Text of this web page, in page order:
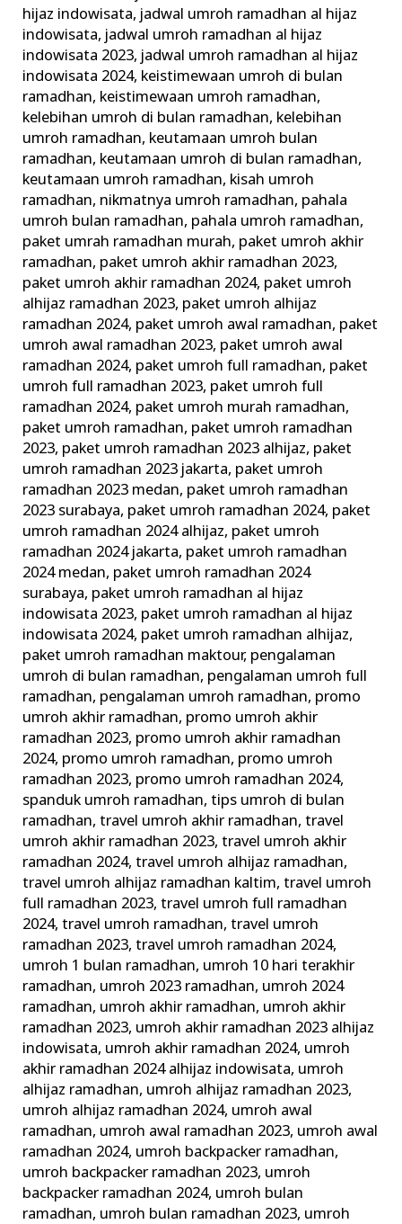
hijaz indowisata, jadwal umroh ramadhan al hijaz
indowisata, jadwal umroh ramadhan al hijaz
indowisata 2023, jadwal umroh ramadhan al hijaz
indowisata 2024, keistimewaan umroh di bulan
ramadhan, keistimewaan umroh ramadhan,
kelebihan umroh di bulan ramadhan, kelebihan
umroh ramadhan, keutamaan umroh bulan
ramadhan, keutamaan umroh di bulan ramadhan,
keutamaan umroh ramadhan, kisah umroh
ramadhan, nikmatnya umroh ramadhan, pahala
umroh bulan ramadhan, pahala umroh ramadhan,
paket umrah ramadhan murah, paket umroh akhir
ramadhan, paket umroh akhir ramadhan 2023,
paket umroh akhir ramadhan 2024, paket umroh
alhijaz ramadhan 2023, paket umroh alhijaz
ramadhan 2024, paket umroh awal ramadhan, paket
umroh awal ramadhan 2023, paket umroh awal
ramadhan 2024, paket umroh full ramadhan, paket
umroh full ramadhan 2023, paket umroh full
ramadhan 2024, paket umroh murah ramadhan,
paket umroh ramadhan, paket umroh ramadhan
2023, paket umroh ramadhan 2023 alhijaz, paket
umroh ramadhan 2023 jakarta, paket umroh
ramadhan 2023 medan, paket umroh ramadhan
2023 surabaya, paket umroh ramadhan 2024, paket
umroh ramadhan 2024 alhijaz, paket umroh
ramadhan 2024 jakarta, paket umroh ramadhan
2024 medan, paket umroh ramadhan 2024
surabaya, paket umroh ramadhan al hijaz
indowisata 2023, paket umroh ramadhan al hijaz
indowisata 2024, paket umroh ramadhan alhijaz,
paket umroh ramadhan maktour, pengalaman
umroh di bulan ramadhan, pengalaman umroh full
ramadhan, pengalaman umroh ramadhan, promo
umroh akhir ramadhan, promo umroh akhir
ramadhan 2023, promo umroh akhir ramadhan
2024, promo umroh ramadhan, promo umroh
ramadhan 2023, promo umroh ramadhan 2024,
spanduk umroh ramadhan,tips umroh di bulan
ramadhan,travel umroh akhir ramadhan,travel
umroh akhir ramadhan 2023,travel umroh akhir
ramadhan 2024,travel umroh alhijaz ramadhan,
travel umroh alhijaz ramadhan kaltim,travel umroh
full ramadhan 2023,travel umroh full ramadhan
2024,travel umroh ramadhan,travel umroh
ramadhan 2023,travel umroh ramadhan 2024,
umroh 1 bulan ramadhan, umroh 10 hari terakhir
ramadhan, umroh 2023 ramadhan, umroh 2024
ramadhan, umroh akhir ramadhan, umroh akhir
ramadhan 2023, umroh akhir ramadhan 2023 alhijaz
indowisata, umroh akhir ramadhan 2024, umroh
akhir ramadhan 2024 alhijaz indowisata, umroh
alhijaz ramadhan, umroh alhijaz ramadhan 2023,
umroh alhijaz ramadhan 2024, umroh awal
ramadhan, umroh awal ramadhan 2023, umroh awal
ramadhan 2024, umroh backpacker ramadhan,
umroh backpacker ramadhan 2023, umroh
backpacker ramadhan 2024, umroh bulan
ramadhan, umroh bulan ramadhan 2023, umroh